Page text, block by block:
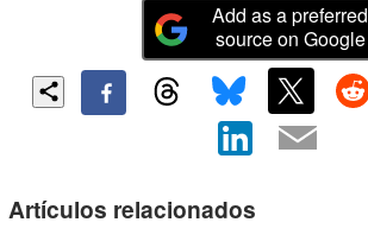
Add as a preferred
source on Google
Artículos relacionados